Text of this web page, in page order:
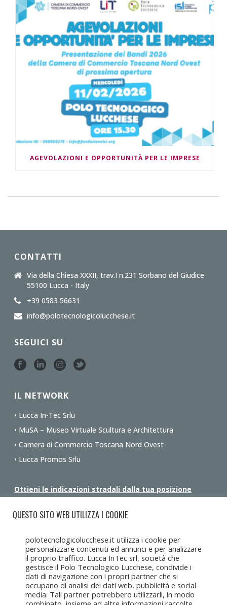
AGEVOLAZIONI E OPPORTUNITÀ PER LE IMPRESE
CONTATTI
Via della Chiesa XXXII, trav.I n.231 Sorbano del Giudice
55100 Lucca - Italy
+39 0583 56631
info@polotecnologicolucchese.it
SEGUICI SU
IL NETWORK
• Lucca In-Tec Srlu
• MuSA – Museo Virtuale Scultura e Architettura
• Camera di Commercio Toscana Nord Ovest
• Lucca Promos Srlu
Ottieni le indicazioni stradali dalla tua posizione
QUESTO SITO WEB UTILIZZA I COOKIE
polotecnologicolucchese.it utilizza i cookie per
personalizzare contenuti ed annunci e per analizzare
il proprio traffico. Lucca InTec srl, società che
gestisce il Polo Tecnologico Lucchese, condivide i
dati di navigazione con i propri partner che si
occupano di analisi dei dati web, pubblicità e social
media. Tali partner potrebbero utilizzarli, in modo